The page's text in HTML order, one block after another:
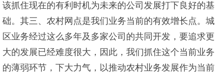
该抓住现在的有利时机为未来的公司发展打下良好的基
础。其三、农村网点是我们业务当前的有效增长点。城
区业务经过这么多年及多家公司的共同开发，要追求更
大的发展已经难度很大，因此，我们抓住这个当前业务
的薄弱环节，下大力气，以推动农村业务发展作为当前